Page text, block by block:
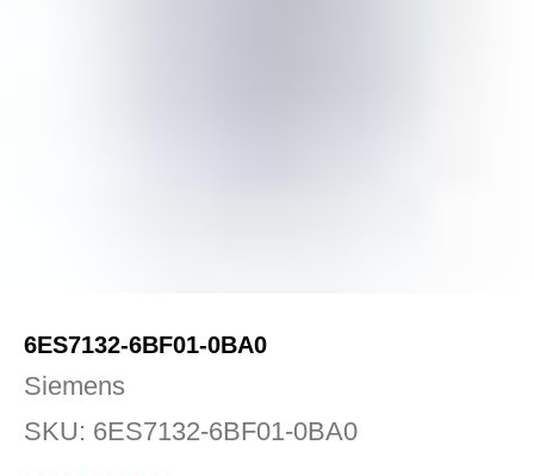
6ES7132-6BF01-0BA0
Siemens
SKU: 6ES7132-6BF01-0BA0